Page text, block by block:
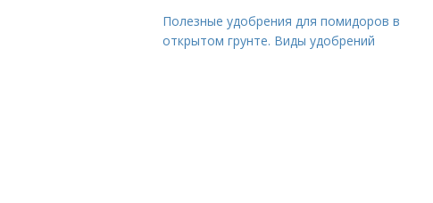
Полезные удобрения для помидоров в
открытом грунте. Виды удобрений